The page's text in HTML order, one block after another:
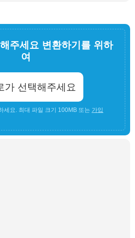
주세요 변환하기를 위하
여
가 선택해주세요
세요. 최대 파일 크기 100MB 또는 가입